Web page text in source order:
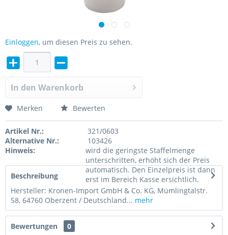
Einloggen, um diesen Preis zu sehen.
In den Warenkorb
Merken Bewerten
Artikel Nr.:
321/0603
Alternative Nr.:
103426
Hinweis:
wird die geringste Staffelmenge
unterschritten, erhöht sich der Preis
automatisch. Den Einzelpreis ist dann
erst im Bereich Kasse ersichtlich.
Beschreibung
Hersteller: Kronen-Import GmbH & Co. KG, Mümlingtalstr.
58, 64760 Oberzent / Deutschland... mehr
Bewertungen
0